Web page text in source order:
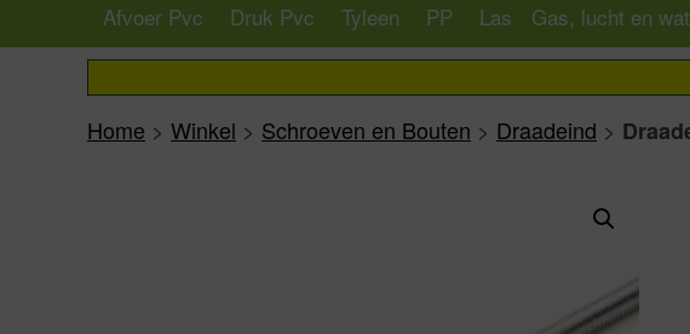
Afvoer Pvc Druk Pvc Tyleen PP Las Gas, lucht en
Home > Winkel > Schroeven en Bouten > Draadeind >